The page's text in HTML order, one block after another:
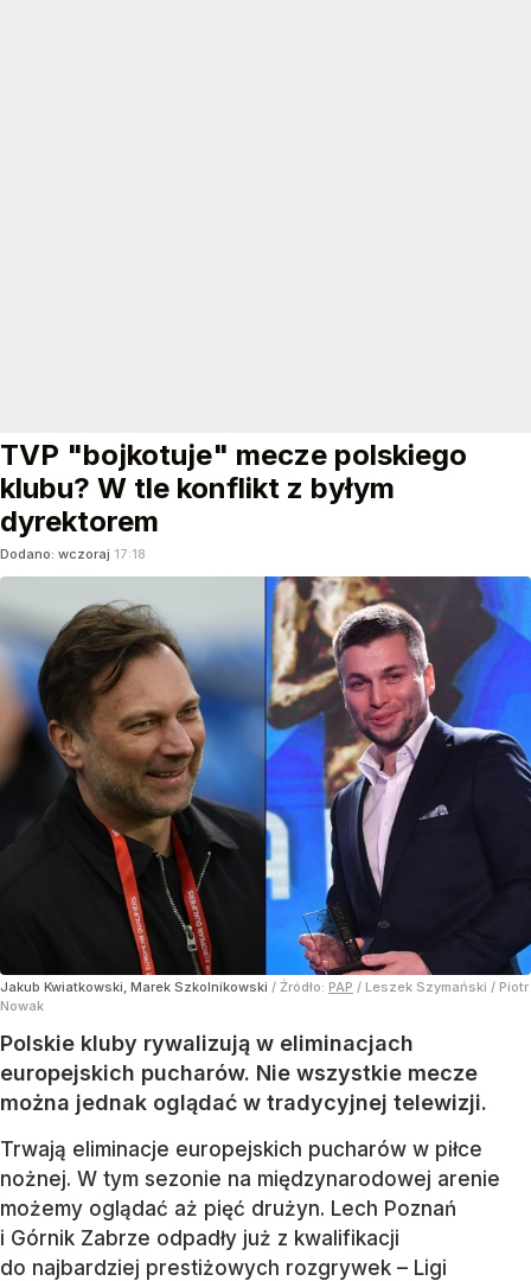
TVP "bojkotuje" mecze polskiego
klubu? W tle konflikt z byłym
dyrektorem
Dodano: wczoraj 17:18
Jakub Kwiatkowski, Marek Szkolnikowski / Źródło: PAP / Leszek Szymański / Piotr
Nowak
Polskie kluby rywalizują w eliminacjach
europejskich pucharów. Nie wszystkie mecze
można jednak oglądać w tradycyjnej telewizji.
Trwają eliminacje europejskich pucharów w piłce
nożnej. W tym sezonie na międzynarodowej arenie
możemy oglądać aż pięć drużyn. Lech Poznań
i Górnik Zabrze odpadły już z kwalifikacji
do najbardziej prestiżowych rozgrywek – Ligi